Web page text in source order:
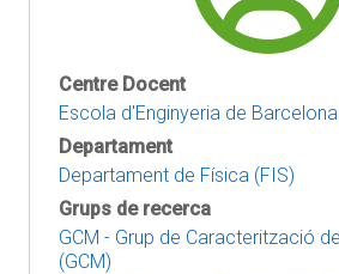
Centre Docent
Escola d'Enginyeria de Barcelona
Departament
Departament de Física (FIS)
Grups de recerca
GCM - Grup de Caracterització
(GCM)